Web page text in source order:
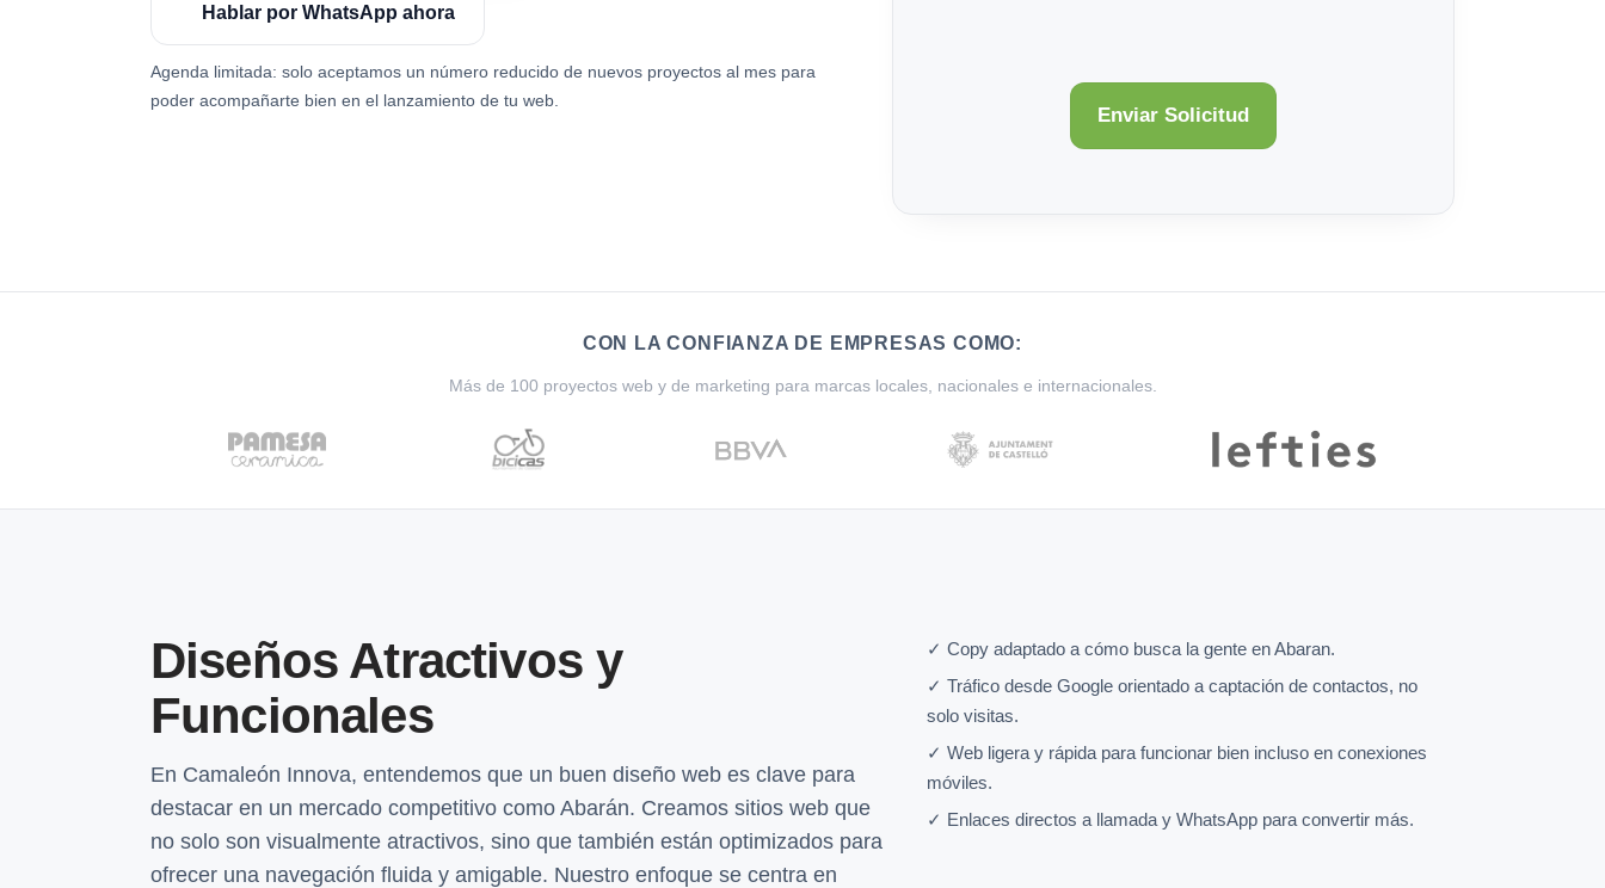
Hablar por WhatsApp ahora
Agenda limitada: solo aceptamos un número reducido de nuevos proyectos al mes para
poder acompañarte bien en el lanzamiento de tu web.
CON LA CONFIANZA DE EMPRESAS COMO:
Más de 100 proyectos web y de marketing para marcas locales, nacionales e internacionales.
Diseños Atractivos y
Funcionales
En Camaleón Innova, entendemos que un buen diseño web es clave para
destacar en un mercado competitivo como Abarán. Creamos sitios web que
no solo son visualmente atractivos, sino que también están optimizados para
ofrecer una navegación fluida y amigable. Nuestro enfoque se centra en
✓ Copy adaptado a cómo busca la gente en Abaran.
✓ Tráfico desde Google orientado a captación de contactos, no
solo visitas.
✓ Web ligera y rápida para funcionar bien incluso en conexiones
móviles.
✓ Enlaces directos a llamada y WhatsApp para convertir más.